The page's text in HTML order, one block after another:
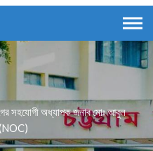
সহযোগী অধ্যাপক জনাব মোঃ আবুল
(NOC)